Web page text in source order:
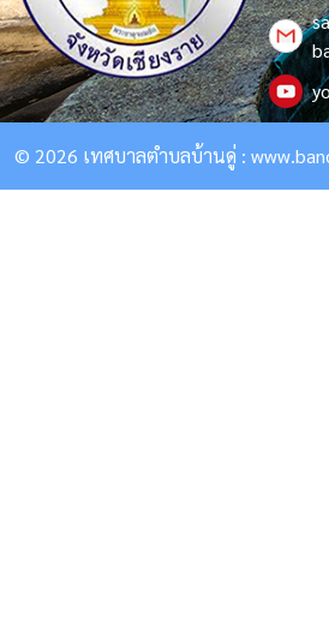
© 2026 เทศบาลตำบลบ้านดู่ :